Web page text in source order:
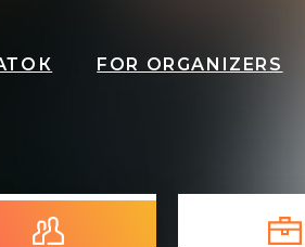
FOR ORGANIZERS